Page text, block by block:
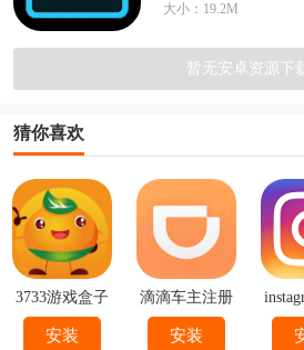
大小：19.2M
暂无安卓资源下
猜你喜欢
3733游戏盒子
安装
滴滴车主注册
下载
安装